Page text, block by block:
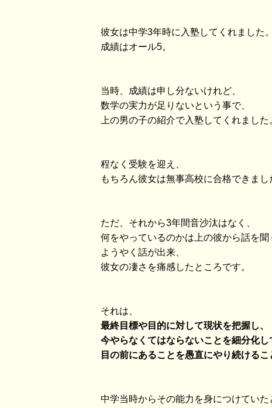
彼女は中学3年時に入塾してくれました。
成績はオール5。
当時、成績は申し分ないけれど、
数学の実力が足りないという事で、
上の男の子の紹介で入塾してくれました
程なく受験を迎え、
もちろん彼女は無事高校に合格できまし
ただ、それから3年間音沙汰はなく、
何をやっているのかは上の彼から話を聞
ようやく話が出来、
彼女の凄さを痛感したところです。
それは、
最終目標や目的に対して現状を把握し、
今やらなくてはならないことを細分化し
目の前にあることを愚直にやり続けるこ
中学当時からその能力を身につけていた